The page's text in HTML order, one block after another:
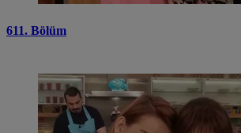
611. Bölüm